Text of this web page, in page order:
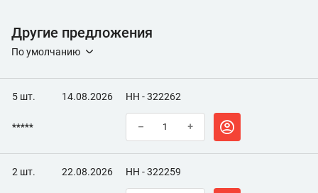
Время высыхания, ч
Другие предложения
По умолчанию
5 шт. 14.08.2026 НН - 322262
***** – +
2 шт. 22.08.2026 НН - 322259